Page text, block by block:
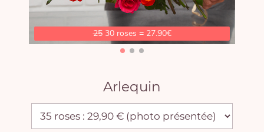
2530 roses = 27.90€
Arlequin